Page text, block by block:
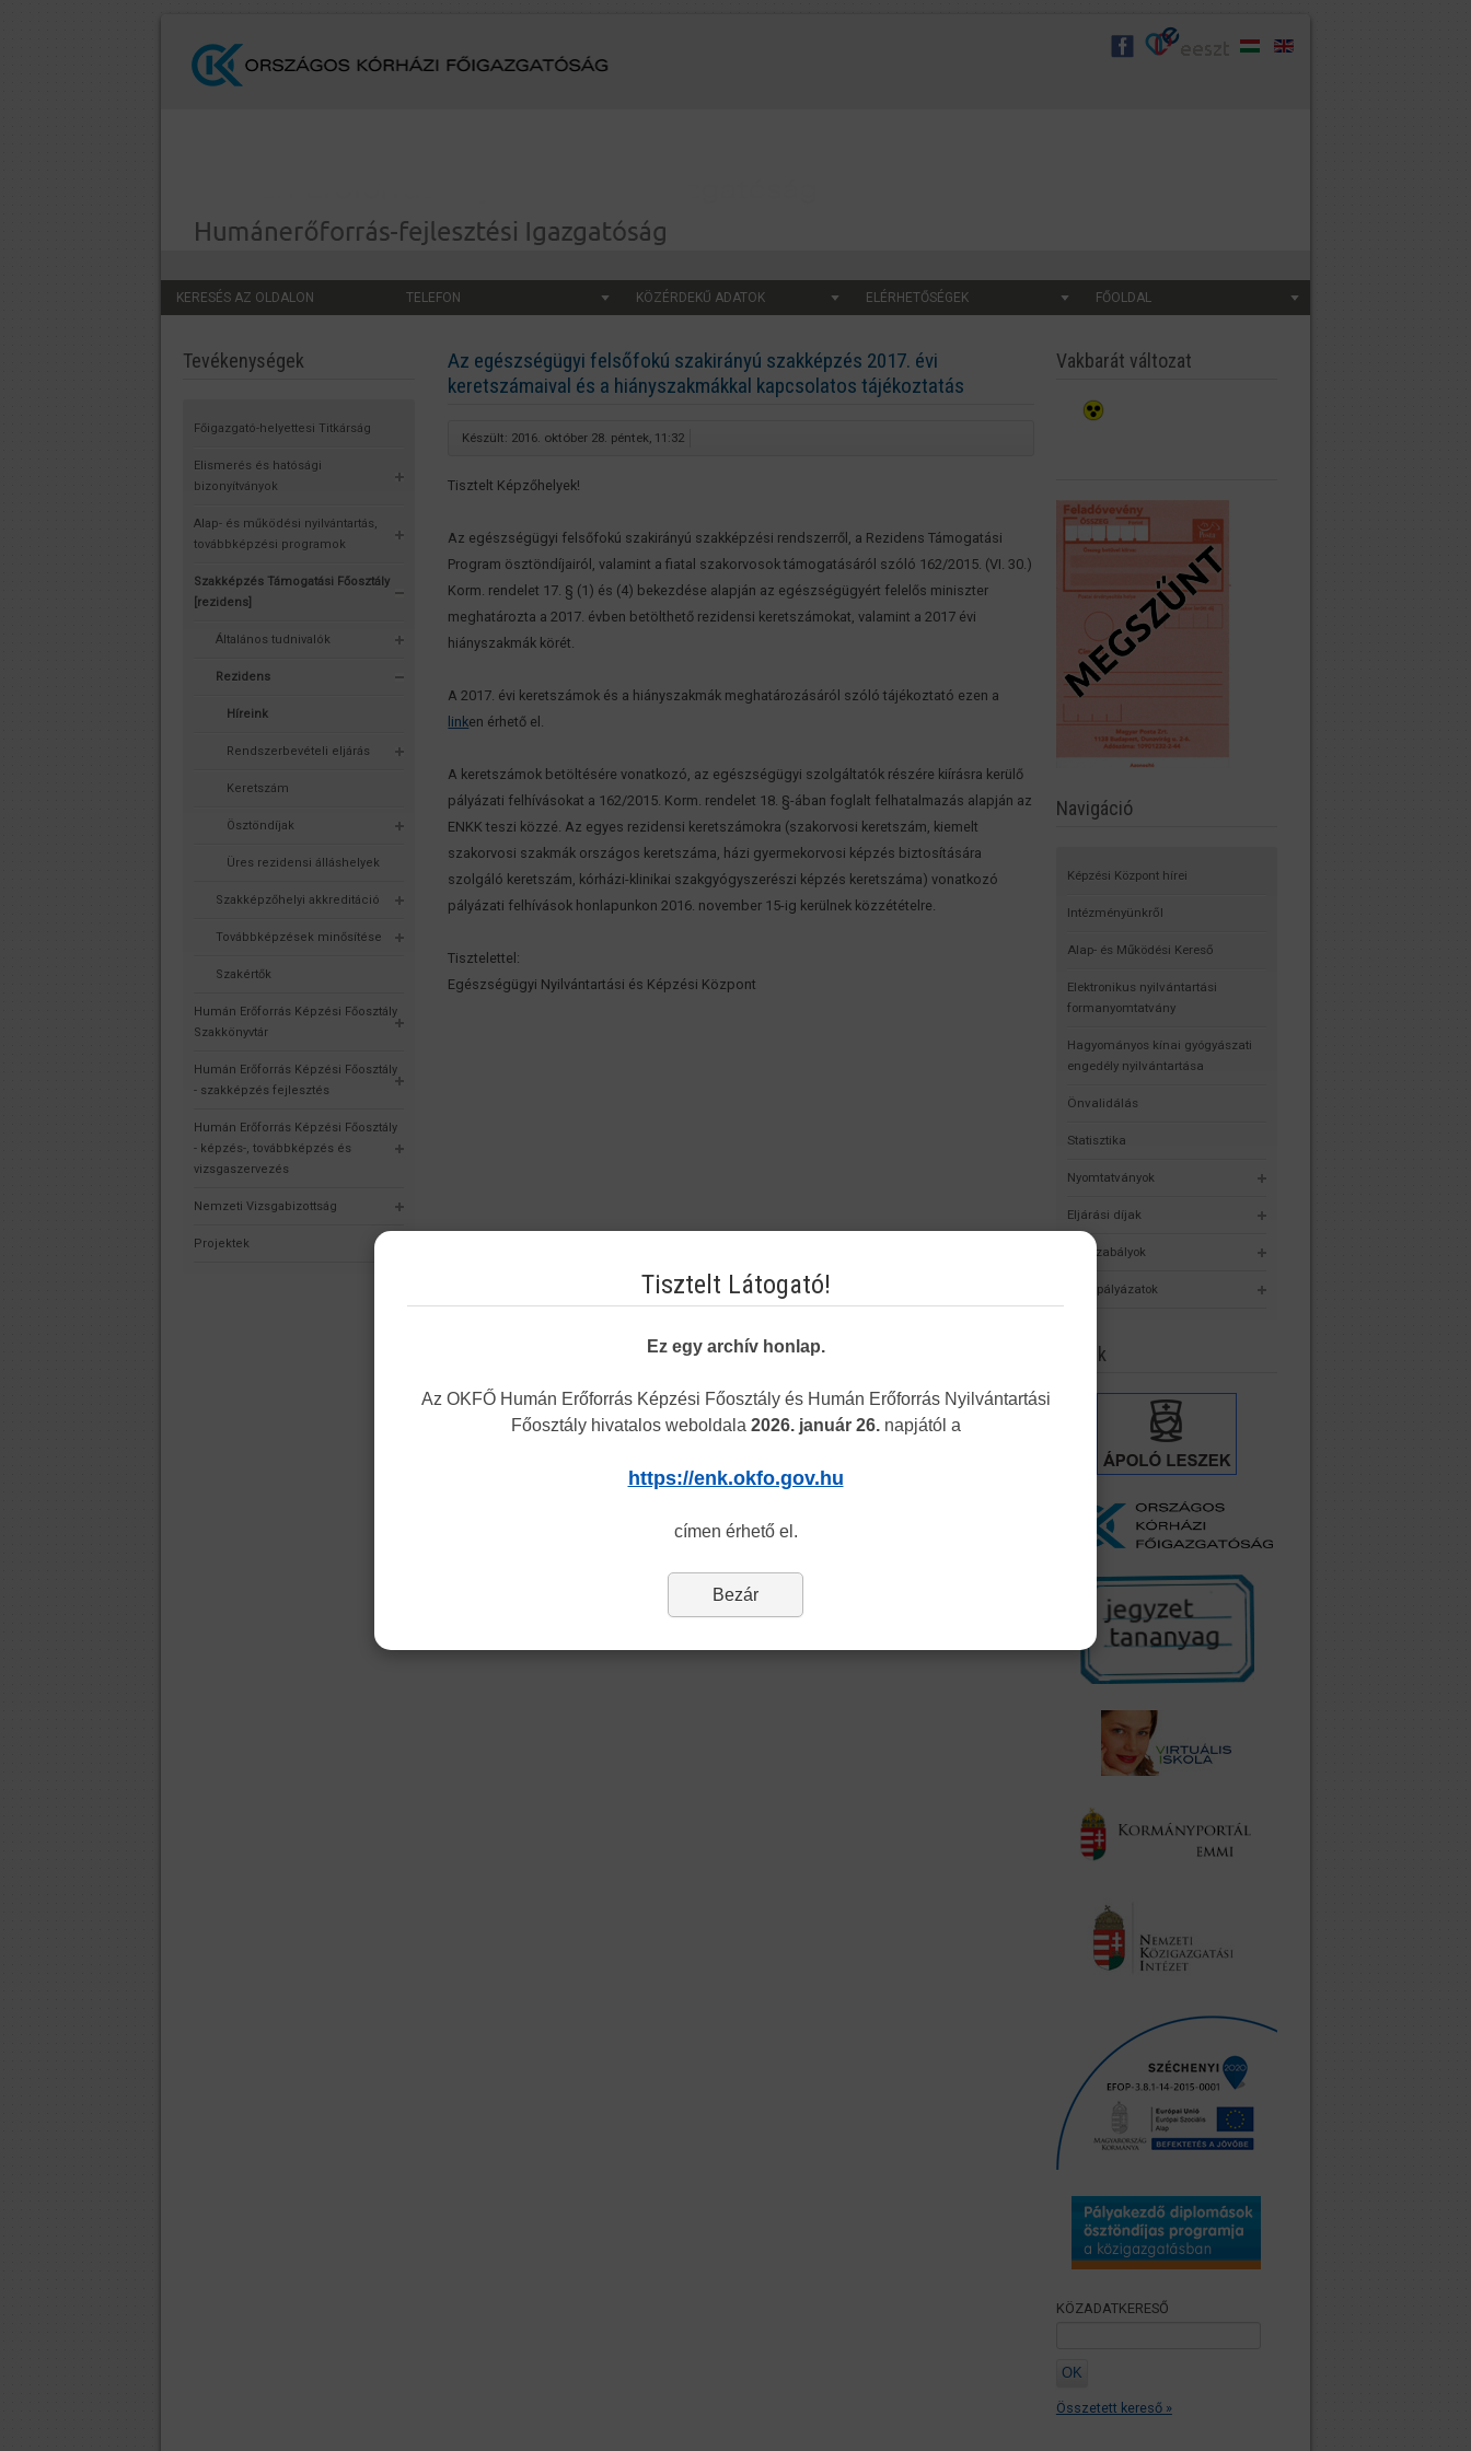
KERESÉS AZ OLDALON TELEFON KÖZÉRDEKŰ ADATOK ELÉRHETŐSÉGEK FŐOLDAL
Tevékenységek
Főigazgató-helyettesi Titkárság
Elismerés és hatósági
bizonyítványok
Alap- és működési nyilvántartás,
továbbképzési programok
Szakképzés Támogatási Főosztály
[rezidens]
Általános tudnivalók
Rezidens
Híreink
Rendszerbevételi eljárás
Keretszám
Ösztöndíjak
Üres rezidensi álláshelyek
Szakképzőhelyi akkreditáció
Továbbképzések minősítése
Szakértők
Humán Erőforrás Képzési Főosztály
Szakkönyvtár
Humán Erőforrás Képzési Főosztály
- szakképzés fejlesztés
Humán Erőforrás Képzési Főosztály
- képzés-, továbbképzés és
vizsgaszervezés
Nemzeti Vizsgabizottság
Projektek
Az egészségügyi felsőfokú szakirányú szakképzés 2017. évi
keretszámaival és a hiányszakmákkal kapcsolatos tájékoztatás
Készült: 2016. október 28. péntek, 11:32
Tisztelt Képzőhelyek!
Az egészségügyi felsőfokú szakirányú szakképzési rendszerről, a Rezidens Támogatási
Program ösztöndíjairól, valamint a fiatal szakorvosok támogatásáról szóló 162/2015. (VI. 30.)
Korm. rendelet 17. § (1) és (4) bekezdése alapján az egészségügyért felelős miniszter
meghatározta a 2017. évben betölthető rezidensi keretszámokat, valamint a 2017 évi
hiányszakmák körét.
A 2017. évi keretszámok és a hiányszakmák meghatározásáról szóló tájékoztató ezen a
linken érhető el.
A keretszámok betöltésére vonatkozó, az egészségügyi szolgáltatók részére kiírásra kerülő
pályázati felhívásokat a 162/2015. Korm. rendelet 18. §-ában foglalt felhatalmazás alapján az
ENKK teszi közzé. Az egyes rezidensi keretszámokra (szakorvosi keretszám, kiemelt
szakorvosi szakmák országos keretszáma, házi gyermekorvosi képzés biztosítására
szolgáló keretszám, kórházi-klinikai szakgyógyszerészi képzés keretszáma) vonatkozó
pályázati felhívások honlapunkon 2016. november 15-ig kerülnek közzétételre.
Tisztelettel:
Egészségügyi Nyilvántartási és Képzési Központ
Vakbarát változat
Navigáció
Képzési Központ hírei
Intézményünkről
Alap- és Működési Kereső
Elektronikus nyilvántartási
formanyomtatvány
Hagyományos kínai gyógyászati
engedély nyilvántartása
Önvalidálás
Statisztika
Nyomtatványok
Eljárási díjak
Jogszabályok
Álláspályázatok
Linkek
KÖZADATKERESŐ
Összetett kereső »
Tisztelt Látogató!
Ez egy archív honlap.
Az OKFŐ Humán Erőforrás Képzési Főosztály és Humán Erőforrás Nyilvántartási
Főosztály hivatalos weboldala 2026. január 26.napjától a
https://enk.okfo.gov.hu
címen érhető el.
Bezár